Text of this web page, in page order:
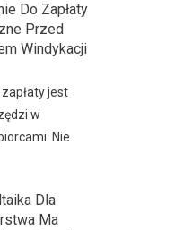
Do Zapłaty
Przed
Windykacji
jest
w
Nie
Dla
Ma